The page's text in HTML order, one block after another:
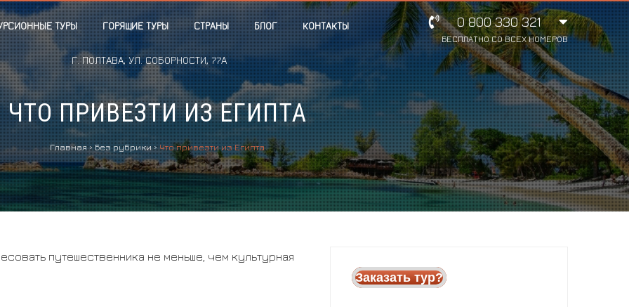
ТУРЫ ГОРЯЩИЕ ТУРЫ СТРАНЫ БЛОГ КОНТАКТЫ
Г. ПОЛТАВА, УЛ. СОБОРНОСТИ, 77А
0 800 330 321
БЕСПЛАТНО СО ВСЕХ НОМЕРОВ
ЧТО ПРИВЕЗТИ ИЗ ЕГИПТА
Главная › Без рубрики › Что привезти из Египта
путешественника не меньше, чем культурная
Заказать тур?